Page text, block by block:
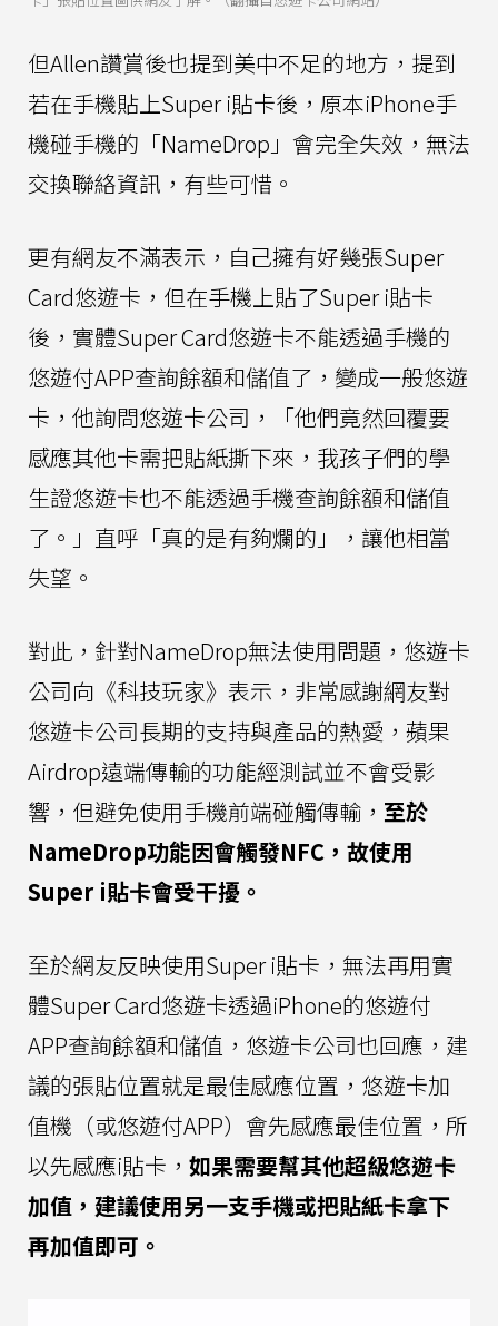
但Allen讚賞後也提到美中不足的地方，提到
若在手機貼上Super i貼卡後，原本iPhone手
機碰手機的「NameDrop」會完全失效，無法
交換聯絡資訊，有些可惜。
更有網友不滿表示，自己擁有好幾張Super
Card悠遊卡，但在手機上貼了Super i貼卡
後，實體Super Card悠遊卡不能透過手機的
悠遊付APP查詢餘額和儲值了，變成一般悠遊
卡，他詢問悠遊卡公司，「他們竟然回覆要
感應其他卡需把貼紙撕下來，我孩子們的學
生證悠遊卡也不能透過手機查詢餘額和儲值
了。」直呼「真的是有夠爛的」，讓他相當
失望。
對此，針對NameDrop無法使用問題，悠遊卡
公司向《科技玩家》表示，非常感謝網友對
悠遊卡公司長期的支持與產品的熱愛，蘋果
Airdrop遠端傳輸的功能經測試並不會受影
響，但避免使用手機前端碰觸傳輸， 至於
NameDrop功能因會觸發NFC，故使用
Super i貼卡會受干擾。
至於網友反映使用Super i貼卡，無法再用實
體Super Card悠遊卡透過iPhone的悠遊付
APP查詢餘額和儲值，悠遊卡公司也回應，建
議的張貼位置就是最佳感應位置，悠遊卡加
值機（或悠遊付APP）會先感應最佳位置，所
以先感應i貼卡， 如果需要幫其他超級悠遊卡
加值，建議使用另一支手機或把貼紙卡拿下
再加值即可。